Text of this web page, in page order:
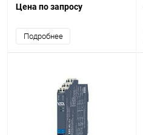
измерительный BIS-EXA-K01
Цена по запросу
Подробнее